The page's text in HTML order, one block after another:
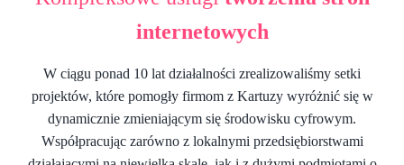
internetowych
W ciągu ponad 10 lat działalności zrealizowaliśmy setki
projektów, które pomogły firmom z Kartuzy wyróżnić się w
dynamicznie zmieniającym się środowisku cyfrowym.
Współpracując zarówno z lokalnymi przedsiębiorstwami